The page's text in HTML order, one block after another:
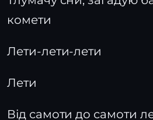
комети
Лети-лети-лети
Лети
Від самоти до самоти